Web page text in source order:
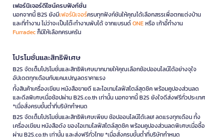
เฟอร์นิเจอร์ดีไซน์ครบฟังก์ชั่น
นอกจากนี้ B2S ยังมีเฟอร์นิเจอร์ครบทุกฟังก์ชันให้คุณได้เลือกสรรเพื่อตกแต่งบ้าน
และที่ทำงาน ไม่ว่าจะเป็นโต๊ะทำงานพับได้ จากแบรนด์ONEหรือ เก้าอี้ทำงาน
Furradecก็มีให้เลือกครบครัน
โปรโมชั่นและสิทธิพิเศษ
B2S จัดเต็มโปรโมชั่นและสิทธิพิเศษมากมายให้คุณเลือกช้อปออนไลน์ได้อย่างจุใจ
อัปเดตทุกเดือนกับแคมเปญลดราคาแรง
ทั้งสินค้าเครื่องเขียน หนังสือขายดี และไอเทมไลฟ์สไตล์สุดชิค พร้อมคูปองส่วนลด
และดีลพิเศษเมื่อช้อปผ่าน B2S.co.th เท่านั้น นอกจากนี้ B2S ยังใจดีส่งฟรีทั่วประเทศ
*เมื่อสั่งครบขั้นต่ำที่บริษัทกำหนด
B2S จัดเต็มโปรโมชั่นและสิทธิพิเศษเพียบ ช้อปออนไลน์ได้เลย! ลดแรงทุกเดือน ทั้ง
เครื่องเขียน หนังสือดัง ของไอเทมไลฟ์สไตล์สุดชิค พร้อมคูปองส่วนลดพิเศษเมื่อซื้อ
ผ่าน B2S.co.th เท่านั้น และส่งฟรีทั่วไทย *เมื่อสั่งครบขั้นต่ำที่บริษัทกำหนด